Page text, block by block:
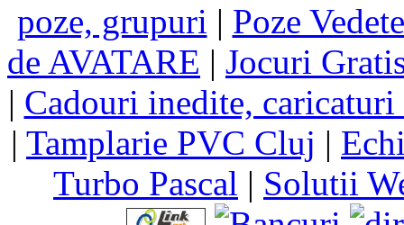
poze, grupuri | Poze
de AVATARE | Jocuri
| Cadouri inedite,
| Tamplarie PVC Cluj |
Turbo Pascal | Solutii